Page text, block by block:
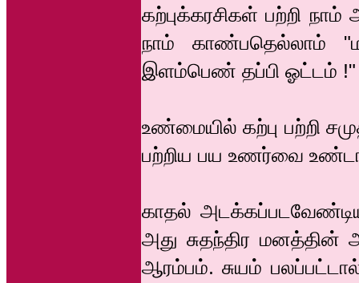
கற்புக்கரசிகள் பற்றி
நாம் காண்பதெல்லாம்
இளம்பெண் தப்பி ஓட்டம்
உண்மையில் கற்பு பற்றி
பற்றிய பய உணர்வை
காதல்
அது சுதந்திர
ஆரம்பம். சுயம்